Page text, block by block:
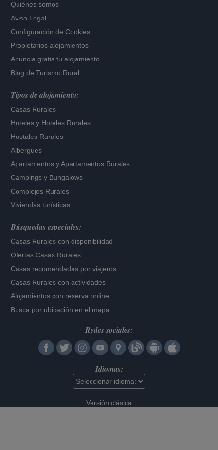
Quiénes somos
Aviso Legal
Configuración de Cookies
Propietarios alojamientos
Anuncia gratis tu alojamiento
Blog de Turismo Rural
Tipos de alojamiento:
Casas Rurales
Hoteles y Hoteles Rurales
Hostales Rurales
Albergues
Apartamentos yApartamentos Rurales
Campings y Bungalows
Complejos Rurales
Viviendas turísticas
Búsquedas especiales:
Casas Rurales con disponibilidad
Ofertas Casas Rurales
Casas recomendadas por viajeros
Casas Rurales con actividades
Alojamientos con reserva online
Busca por ubicación en el mapa
Redes sociales:
Idiomas:
Versión clásica